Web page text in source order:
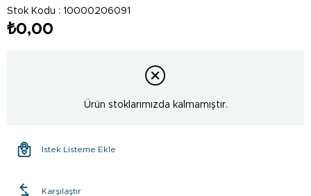
Stok Kodu
10000206091
₺0,00
Ürün stoklarımızda kalmamıştır.
İstek Listeme Ekle
Karşılaştır